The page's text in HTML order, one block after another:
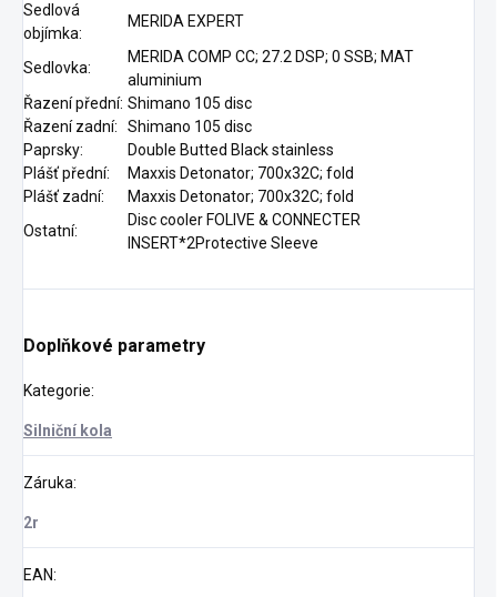
Sedlová
objímka:
MERIDA EXPERT
Sedlovka:
MERIDA COMP CC; 27.2 DSP; 0 SSB; MAT
aluminium
Řazení přední: Shimano 105 disc
Řazení zadní:
Shimano 105 disc
Paprsky:
Double Butted Black stainless
Plášť přední:
Maxxis Detonator; 700x32C; fold
Plášť zadní:
Maxxis Detonator; 700x32C; fold
Ostatní:
Disc cooler FOLIVE & CONNECTER
INSERT*2Protective Sleeve
Doplňkové parametry
Kategorie:
Silniční kola
Záruka:
2r
EAN: